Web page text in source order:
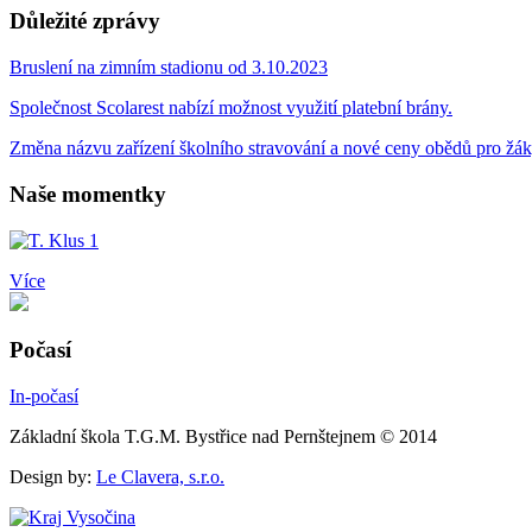
Důležité zprávy
Bruslení na zimním stadionu od 3.10.2023
Společnost Scolarest nabízí možnost využití platební brány.
Změna názvu zařízení školního stravování a nové ceny obědů pro
Naše momentky
Více
Počasí
In-počasí
Základní škola T.G.M. Bystřice nad Pernštejnem © 2014
Design by: Le Clavera, s.r.o.